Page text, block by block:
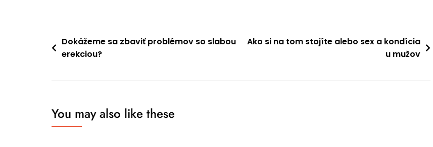
Navigace
pro
příspěvek
Dokážeme sa zbaviť problémov so slabou
erekciou?
Ako si na tom stojíte alebo sex a kondícia
u mužov
You may also like these